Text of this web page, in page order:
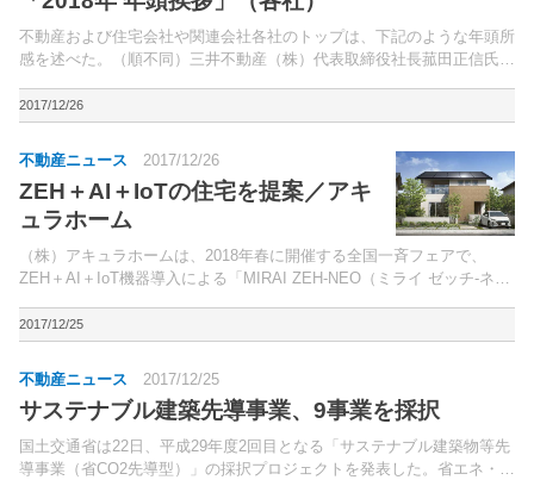
不動産および住宅会社や関連会社各社のトップは、下記のような年頭所
感を述べた。（順不同）三井不動産（株）代表取締役社長菰田正信氏三
島浩順氏東急不動産ホールディングス（株）代表取締役社...
2017/12/26
不動産ニュース 2017/12/26
ZEH＋AI＋IoTの住宅を提案／アキ
ュラホーム
（株）アキュラホームは、2018年春に開催する全国一斉フェアで、
ZEH＋AI＋IoT機器導入による「MIRAI ZEH-NEO（ミライ ゼッチ‐ネ
化住宅、省令準耐火構造の住宅を...
2017/12/25
不動産ニュース 2017/12/25
サステナブル建築先導事業、9事業を採択
国土交通省は22日、平成29年度2回目となる「サステナブル建築物等先
導事業（省CO2先導型）」の採択プロジェクトを発表した。省エネ・省